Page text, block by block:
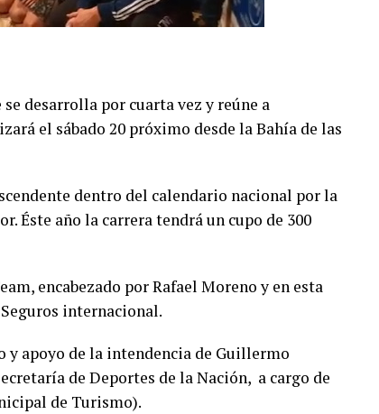
desarrolla por cuarta vez y reúne a
el sábado 20 próximo desde la Bahía de las
dentro del calendario nacional por la
Éste año la carrera tendrá un cupo de 300
encabezado por Rafael Moreno y en esta
internacional.
y apoyo de la intendencia de Guillermo
de Deportes de la Nación, a cargo de
de Turismo).